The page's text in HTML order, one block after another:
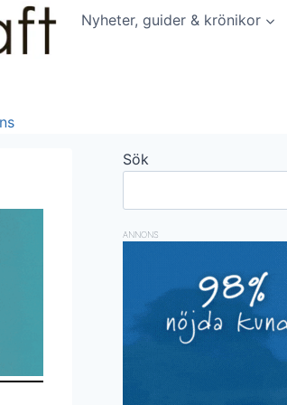
Nyheter, guider & krönikor
Sök
ANNONS